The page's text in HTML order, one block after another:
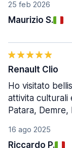
25 feb 2026
Maurizio S.
16 ago 2025
Riccardo P.
Renault Clio
Ho visitato
attivita culturali
Patara, Demre,